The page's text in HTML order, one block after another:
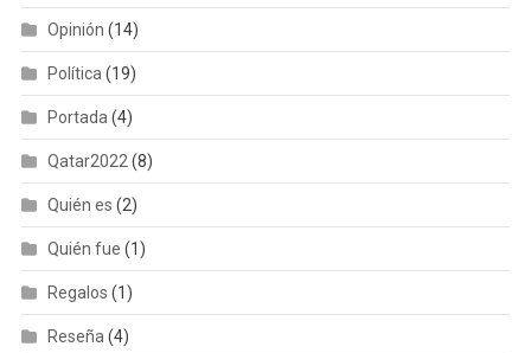
Opinión (14)
Política (19)
Portada (4)
Qatar2022 (8)
Quién es (2)
Quién fue (1)
Regalos (1)
Reseña (4)